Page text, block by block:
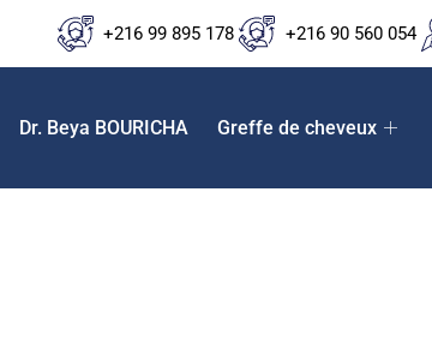
+216 99 895 178 +216 90 560 054
Dr. Beya BOURICHA Greffe de cheveux